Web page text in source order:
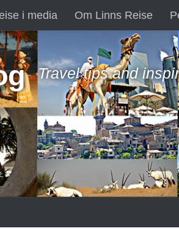
i media Om Linns Reise
Travel tips and